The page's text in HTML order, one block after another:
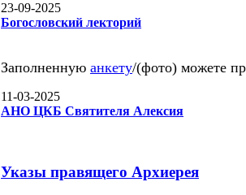
23-09-2025
Богословский лекторий
Заполненную анкету/(фото) можете
11-03-2025
АНО ЦКБ Святителя Алексия
Указы правящего Архиерея